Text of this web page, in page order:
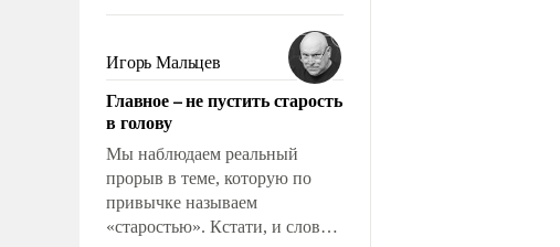
консультирует Киев, пришла в
голову мысль: хорошо бы
продемонстрировать, что
Украина вступила в
вооруженное противостояние
с Ираном.
Игорь Мальцев
Главное – не пустить старость
в голову
Мы наблюдаем реальный
прорыв в теме, которую по
привычке называем
«старостью». Кстати, и слово-